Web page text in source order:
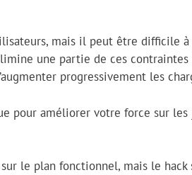
mais il peut être difficile
une partie de ces contraintes
progressivement les
pour améliorer votre force sur les
le plan fonctionnel, mais le hack